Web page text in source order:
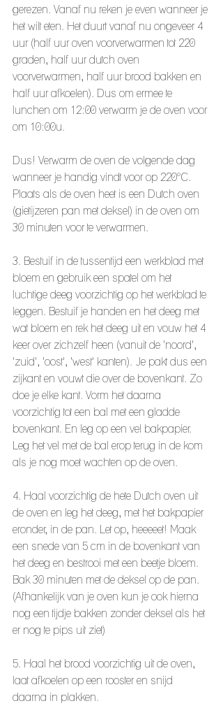
gerezen. Vanaf nu reken je even wanneer je
het wilt eten. Het duurt vanaf nu ongeveer 4
uur (half uur oven voorverwarmen tot 220
graden, half uur dutch oven
voorverwarmen, half uur brood bakken en
half uur afkoelen). Dus om ermee te
lunchen om 12:00 verwarm je de oven voor
om 10:00u.
Dus! Verwarm de oven de volgende dag
wanneer je handig vindt voor op 220°C.
Plaats als de oven heet is een Dutch oven
(gietijzeren pan met deksel) in de oven om
30 minuten voor te verwarmen.
3. Bestuif in de tussentijd een werkblad met
bloem en gebruik een spatel om het
luchtige deeg voorzichtig op het werkblad te
leggen. Bestuif je handen en het deeg met
wat bloem en rek het deeg uit en vouw het 4
keer over zichzelf heen (vanuit de 'noord',
'zuid', 'oost', 'west' kanten). Je pakt dus een
zijkant en vouwt die over de bovenkant. Zo
doe je elke kant. Vorm het daarna
voorzichtig tot een bal met een gladde
bovenkant. En leg op een vel bakpapier.
Leg het vel met de bal erop terug in de kom
als je nog moet wachten op de oven.
4. Haal voorzichtig de hete Dutch oven uit
de oven en leg het deeg, met het bakpapier
eronder, in de pan. Let op, heeeeet! Maak
een snede van 5 cm in de bovenkant van
het deeg en bestrooi met een beetje bloem.
Bak 30 minuten met de deksel op de pan.
(Afhankelijk van je oven kun je ook hierna
nog een tijdje bakken zonder deksel als het
er nog te pips uit ziet)
5. Haal het brood voorzichtig uit de oven,
laat afkoelen op een rooster en snijd
daarna in plakken.